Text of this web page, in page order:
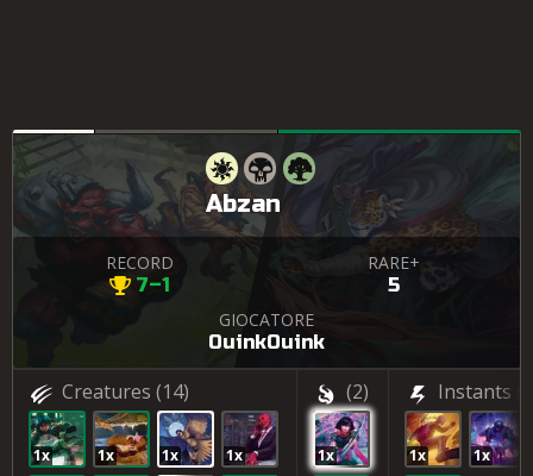
Abzan
RECORD
7–1
RARE+
5
GIOCATORE
OuinkOuink
Creatures (14)
1x 1x 1x 1x
(2)
1x
Instants
1x 1x